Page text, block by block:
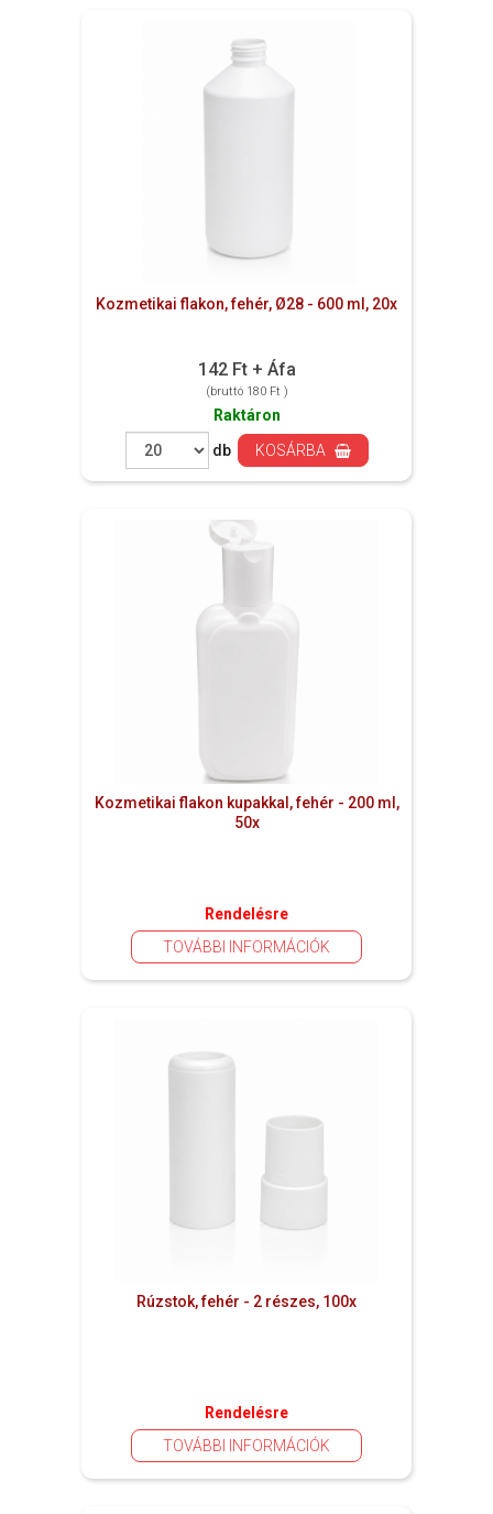
Kozmetikai flakon, fehér, Ø28 - 600 ml, 20x
142 Ft + Áfa
(bruttó 180 Ft )
Raktáron
db
KOSÁRBA
Kozmetikai flakon kupakkal, fehér - 200 ml,
50x
Rendelésre
TOVÁBBI INFORMÁCIÓK
Rúzstok, fehér - 2 részes, 100x
Rendelésre
TOVÁBBI INFORMÁCIÓK